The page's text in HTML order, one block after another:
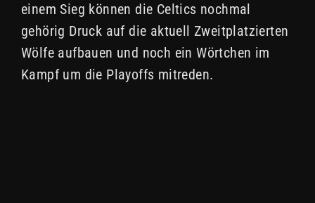
einem Sieg können die Celtics nochmal
gehörig Druck auf die aktuell Zweitplatzierten
Wölfe aufbauen und noch ein Wörtchen im
Kampf um die Playoffs mitreden.